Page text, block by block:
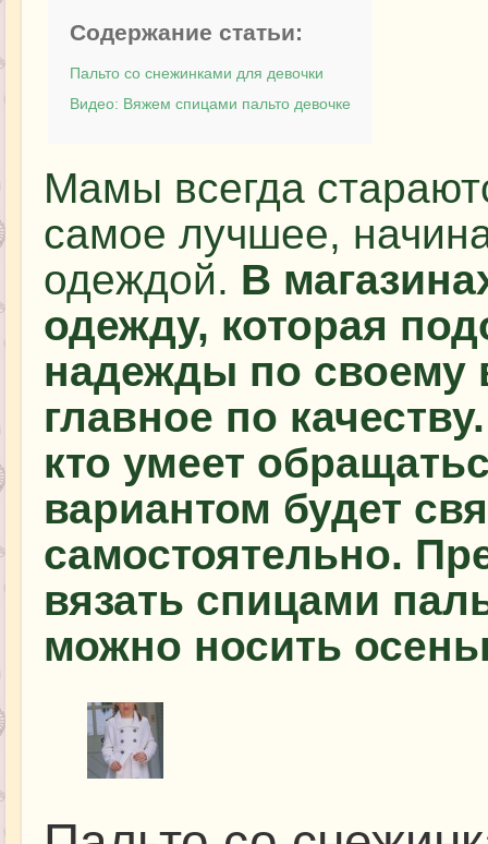
Содержание статьи:
Пальто со снежинками для девочки
Видео: Вяжем спицами пальто девочке
Мамы всегда
самое лучшее,
одеждой. В
одежду, которая
надежды по своему
главное по
кто умеет
вариантом будет
самостоятельно.
вязать спицами
можно носить